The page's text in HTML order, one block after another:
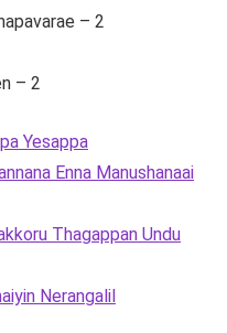
– 2
– 2
Yesappa
Enna Manushanaai
Thagappan Undu
Nerangalil